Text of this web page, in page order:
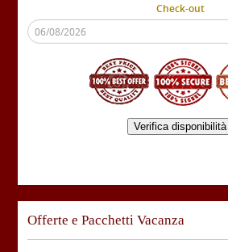
Check-out
Verifica disponibilità
Offerte e Pacchetti Vacanza